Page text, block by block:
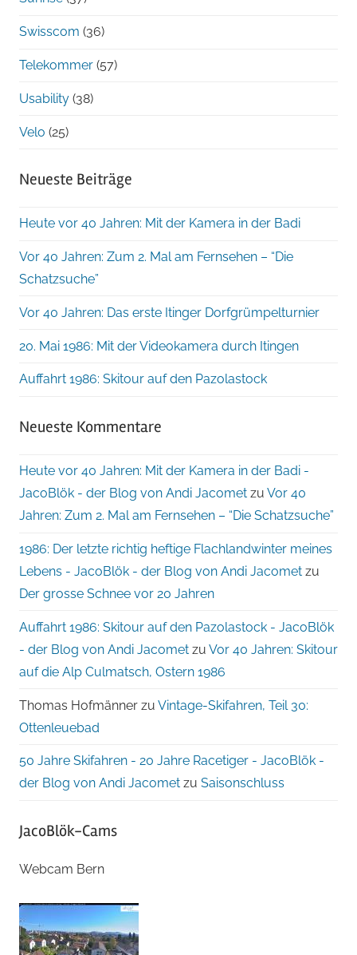
Swisscom (36)
Telekommer (57)
Usability (38)
Velo (25)
Neueste Beiträge
Heute vor 40 Jahren: Mit der Kamera in der Badi
Vor 40 Jahren: Zum 2. Mal am Fernsehen – “Die
Schatzsuche”
Vor 40 Jahren: Das erste Itinger Dorfgrümpelturnier
20. Mai 1986: Mit der Videokamera durch Itingen
Auffahrt 1986: Skitour auf den Pazolastock
Neueste Kommentare
Heute vor 40 Jahren: Mit der Kamera in der Badi -
JacoBlök - der Blog von Andi Jacomet zu Vor 40
Jahren: Zum 2. Mal am Fernsehen – “Die Schatzsuche”
1986: Der letzte richtig heftige Flachlandwinter meines
Lebens - JacoBlök - der Blog von Andi Jacomet zu
Der grosse Schnee vor 20 Jahren
Auffahrt 1986: Skitour auf den Pazolastock - JacoBlök
- der Blog von Andi Jacomet zu Vor 40 Jahren: Skitour
auf die Alp Culmatsch, Ostern 1986
Thomas Hofmänner zu Vintage-Skifahren, Teil 30:
Ottenleuebad
50 Jahre Skifahren - 20 Jahre Racetiger - JacoBlök -
der Blog von Andi Jacomet zu Saisonschluss
JacoBlök-Cams
Webcam Bern